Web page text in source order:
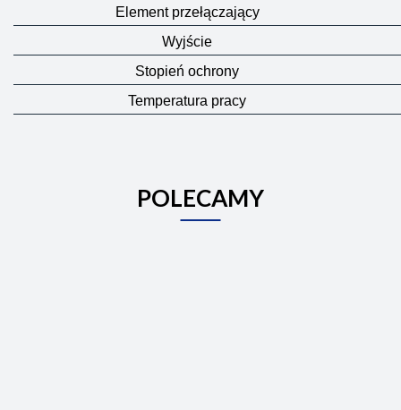
Element przełączający
Wyjście
Stopień ochrony
Temperatura pracy
POLECAMY